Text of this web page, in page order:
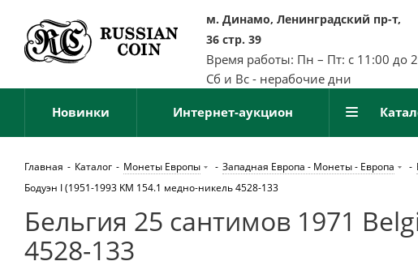
м. Динамо, Ленинградский пр-т,
36 стр. 39
Время работы: Пн – Пт: с 11:00 до
Сб и Вс - нерабочие дни
Новинки Интернет-аукцион
Главная - Каталог - Монеты Европы - Западная Европа - Монеты - Европа -
Бодуэн I (1951-1993 KM 154.1 медно-никель 4528-133
Бельгия 25 сантимов 1971
4528-133